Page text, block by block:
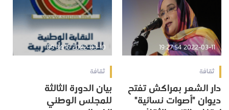
2022-03-11 19:27:54
ثقافة
دار الشعر بمراكش تفتح
ديوان "أصوات نسائية"
2022-03-10 09:34:16
ثقافة
بيان الدورة الثالثة
للمجلس الوطني